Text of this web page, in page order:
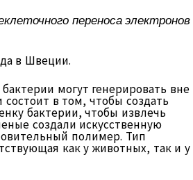
переноса электронов
в Швеции.
могут генерировать вне
в том, чтобы создать
бактерии, чтобы извлечь
создали искусственную
полимер. Тип
как у животных, так и у